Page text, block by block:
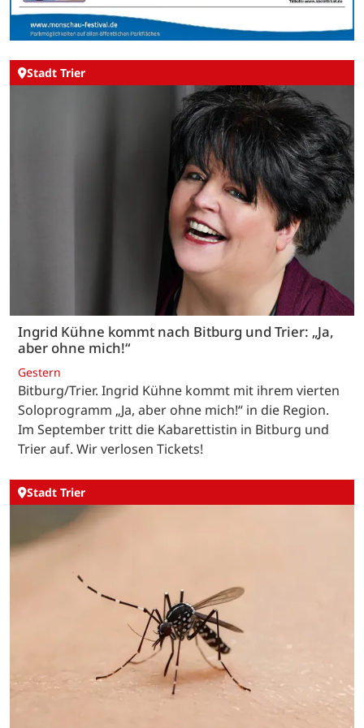
Stadt Trier
Ingrid Kühne kommt nach Bitburg und Trier: „Ja,
aber ohne mich!“
Gestern
Bitburg/Trier. Ingrid Kühne kommt mit ihrem vierten
Soloprogramm „Ja, aber ohne mich!“ in die Region.
Im September tritt die Kabarettistin in Bitburg und
Trier auf. Wir verlosen Tickets!
Stadt Trier